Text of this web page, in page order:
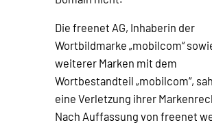
Die freenet AG, Inhaberin der
Wortbildmarke „mobilcom“
weiterer Marken mit dem
Wortbestandteil „mobilcom“,
eine Verletzung ihrer
Nach Auffassung von freenet